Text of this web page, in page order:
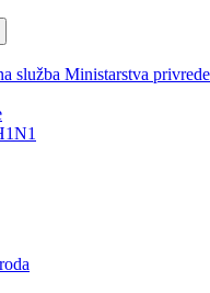
služba Ministarstva privrede